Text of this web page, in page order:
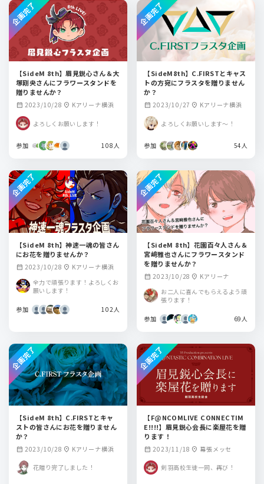
【SideM 8th】眉見鋭心さん＆大
塚剛央さんにフラワースタンドを
贈りませんか？
calendar_month 2023/10/28 location_on Kアリーナ横浜
よろしくお願いします！
参加 108人
企画完了
【SideM8th】C.FIRSTとキャス
トの方宛にフラスタを贈りません
か？
calendar_month 2023/10/27 location_on Kアリーナ横浜
よろしくお願いします～！
参加 54人
企画完了
【SideM 8th】神速一魂の皆さん
にお花を贈りませんか？
calendar_month 2023/10/28 location_on Kアリーナ横浜
全力で頑張ります！よろしくお
願いします！
参加 102人
企画完了
【SideM 8th】花園百々人さん＆
宮﨑雅也さんにフラワースタンド
を贈りませんか？
calendar_month 2023/10/28 location_on Kアリーナ
お二人に喜んでもらえるよう頑
張ります！
参加 69人
企画完了
【SideM 8th】C.FIRSTとキャ
ストの皆さんにお花を贈りません
か？
calendar_month 2023/10/28 location_on Kアリーナ横浜
花贈り完了しました！
企画完了
【F@NCOMLIVE CONNECTIM
E!!!!】眉見鋭心会長に楽屋花を贈
ります！
calendar_month 2023/11/18 location_on 幕張メッセ
剣羽高校生徒一同、再び！
企画完了